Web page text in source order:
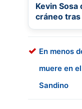
Kevin
cráneo tras
En menos
muere en
Sandino